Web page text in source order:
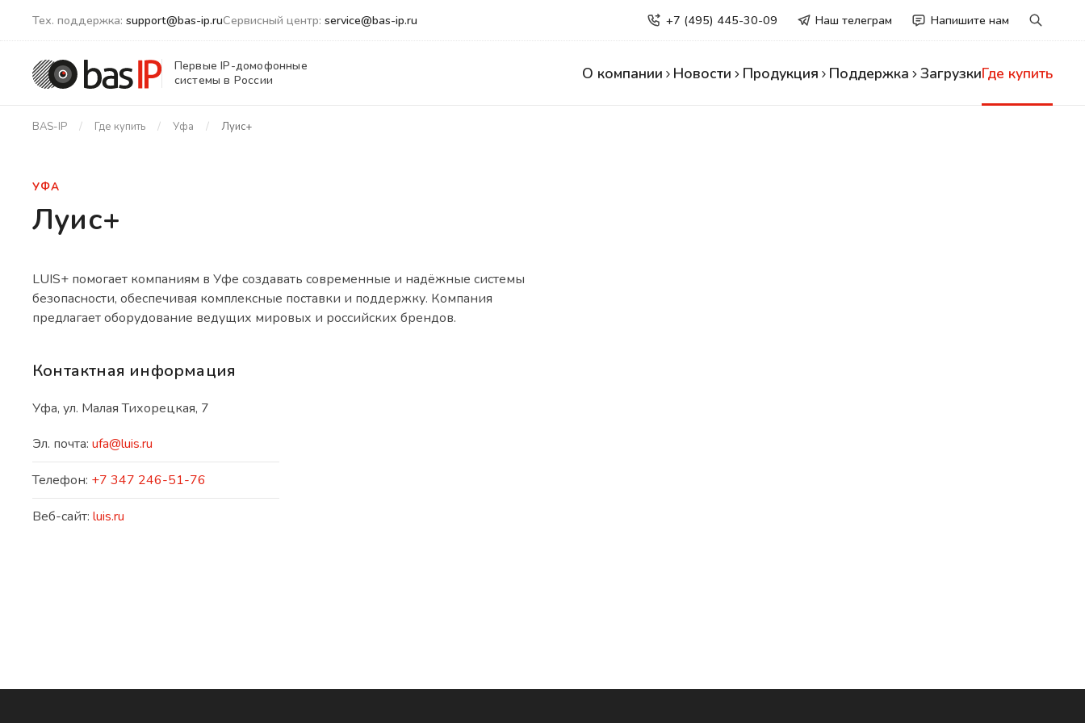
Тех. поддержка: support@bas-ip.ruСервисный центр: service@bas-ip.ru +7 (495) 445-30-09 Наш телеграм Напишите нам
Первые IP-домофонные
системы в России
О компании Новости Продукция Поддержка ЗагрузкиГде купить
BAS-IP Где купить Уфа Луис+
УФА
Луис+
LUIS+ помогает компаниям в Уфе создавать современные и надёжные системы
безопасности, обеспечивая комплексные поставки и поддержку. Компания
предлагает оборудование ведущих мировых и российских брендов.
Контактная информация
Уфа, ул. Малая Тихорецкая, 7
Эл. почта: ufa@luis.ru
Телефон: +7 347 246-51-76
Веб-сайт: luis.ru